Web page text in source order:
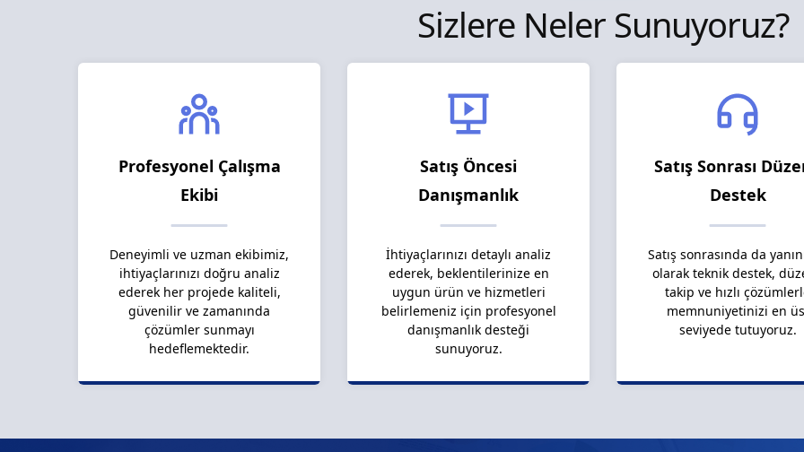
Sizlere Neler Sunuyoruz?
Profesyonel Çalışma
Ekibi
Deneyimli ve uzman ekibimiz,
ihtiyaçlarınızı doğru analiz
ederek her projede kaliteli,
güvenilir ve zamanında
çözümler sunmayı
hedeflemektedir.
Satış Öncesi
Danışmanlık
İhtiyaçlarınızı detaylı analiz
ederek, beklentilerinize en
uygun ürün ve hizmetleri
belirlemeniz için profesyonel
danışmanlık desteği
sunuyoruz.
Satış Sonrası
Destek
Satış sonrasında da
olarak teknik destek,
takip ve hızlı
memnuniyetinizi en
seviyede tutuyoruz.